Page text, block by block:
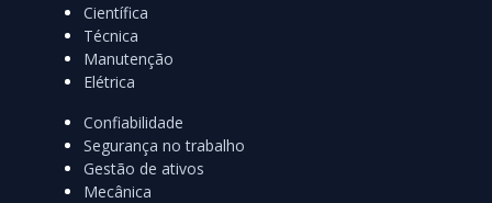
Científica
Técnica
Manutenção
Elétrica
Confiabilidade
Segurança no trabalho
Gestão de ativos
Mecânica